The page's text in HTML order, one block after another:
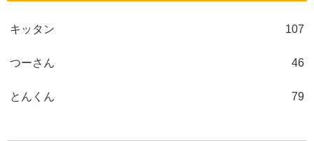
キッタン 107
つーさん 46
とんくん 79